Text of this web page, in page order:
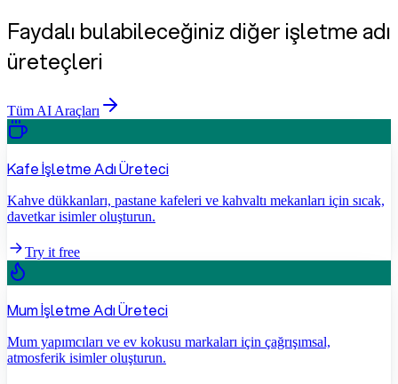
Faydalı bulabileceğiniz diğer işletme adı
üreteçleri
Tüm AI Araçları
Kafe İşletme Adı Üreteci
Kahve dükkanları, pastane kafeleri ve kahvaltı mekanları için sıcak,
davetkar isimler oluşturun.
Try it free
Mum İşletme Adı Üreteci
Mum yapımcıları ve ev kokusu markaları için çağrışımsal,
atmosferik isimler oluşturun.